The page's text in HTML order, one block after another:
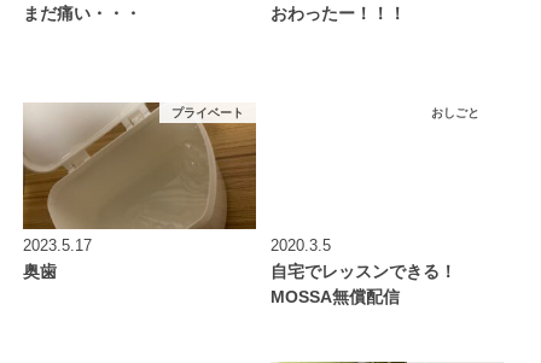
まだ痛い・・・ おわったー！！！
プライベート
2023.5.17
奥歯
おしごと
2020.3.5
自宅でレッスンできる！
MOSSA無償配信